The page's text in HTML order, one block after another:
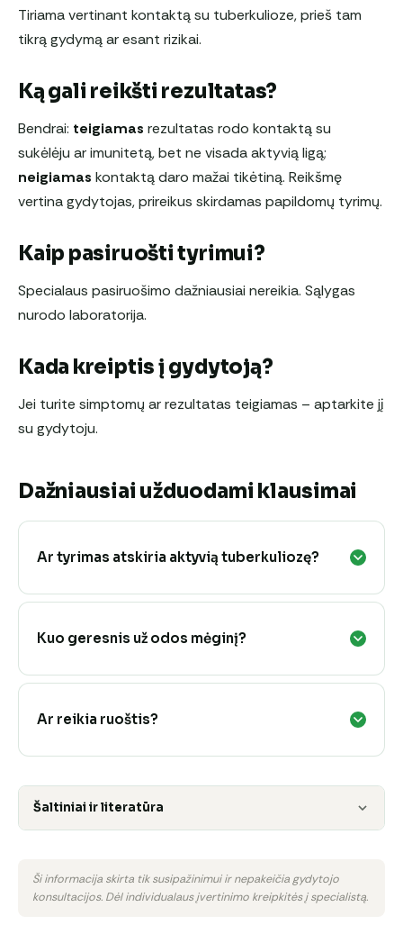
Tiriama vertinant kontaktą su tuberkulioze, prieš tam
tikrą gydymą ar esant rizikai.
Ką gali reikšti rezultatas?
Bendrai: teigiamas rezultatas rodo kontaktą su
sukėlėju ar imunitetą, bet ne visada aktyvią ligą;
neigiamas kontaktą daro mažai tikėtiną. Reikšmę
vertina gydytojas, prireikus skirdamas papildomų tyrimų.
Kaip pasiruošti tyrimui?
Specialaus pasiruošimo dažniausiai nereikia. Sąlygas
nurodo laboratorija.
Kada kreiptis į gydytoją?
Jei turite simptomų ar rezultatas teigiamas – aptarkite jį
su gydytoju.
Dažniausiai užduodami klausimai
Ar tyrimas atskiria aktyvią tuberkuliozę?
Kuo geresnis už odos mėginį?
Ar reikia ruoštis?
Šaltiniai ir literatūra
Ši informacija skirta tik susipažinimui ir nepakeičia gydytojo
konsultacijos. Dėl individualaus įvertinimo kreipkitės į specialistą.